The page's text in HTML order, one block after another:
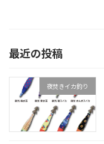
最近の投稿
夜焚きイカ釣り